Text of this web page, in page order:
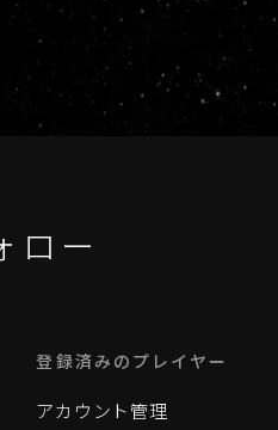
ロー
登録済みのプレイヤー
アカウント管理